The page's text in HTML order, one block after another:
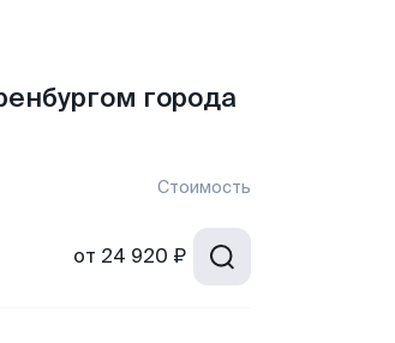
города
Стоимость
от 24 920 ₽